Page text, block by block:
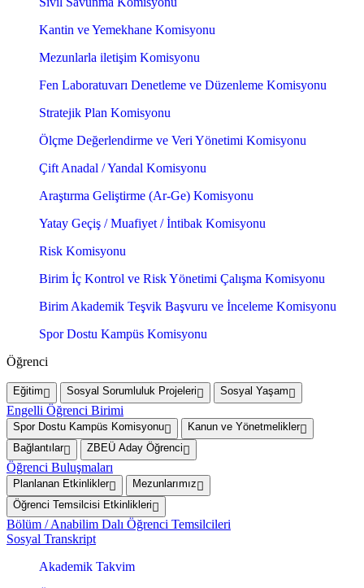
Kantin ve Yemekhane Komisyonu
Mezunlarla iletişim Komisyonu
Fen Laboratuvarı Denetleme ve Düzenleme Komisyonu
Stratejik Plan Komisyonu
Ölçme Değerlendirme ve Veri Yönetimi Komisyonu
Çift Anadal / Yandal Komisyonu
Araştırma Geliştirme (Ar-Ge) Komisyonu
Yatay Geçiş / Muafiyet / İntibak Komisyonu
Risk Komisyonu
Birim İç Kontrol ve Risk Yönetimi Çalışma Komisyonu
Birim Akademik Teşvik Başvuru ve İnceleme Komisyonu
Spor Dostu Kampüs Komisyonu
Öğrenci
Eğitim Sosyal Sorumluluk Projeleri Sosyal Yaşam
Engelli Öğrenci Birimi
Spor Dostu Kampüs Komisyonu
Kanun ve Yönetmelikler
Bağlantılar
ZBEÜ Aday Öğrenci
Öğrenci Buluşmaları
Planlanan Etkinlikler
Mezunlarımız
Öğrenci Temsilcisi Etkinlikleri
Bölüm / Anabilim Dalı Öğrenci Temsilcileri
Sosyal Transkript
Akademik Takvim